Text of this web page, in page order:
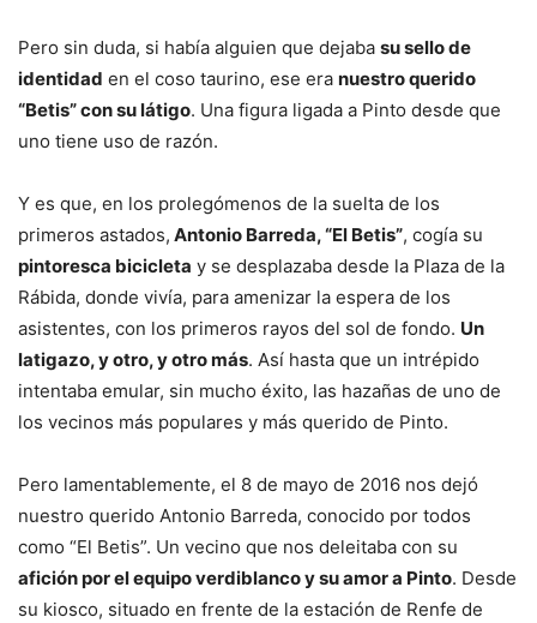
Pero sin duda, si había alguien que dejaba su sello de
identidad en el coso taurino, ese era nuestro querido
“Betis” con su látigo. Una figura ligada a Pinto desde que
uno tiene uso de razón.
Y es que, en los prolegómenos de la suelta de los
primeros astados, Antonio Barreda, “El Betis”, cogía su
pintoresca bicicleta y se desplazaba desde la Plaza de la
Rábida, donde vivía, para amenizar la espera de los
asistentes, con los primeros rayos del sol de fondo. Un
latigazo, y otro, y otro más. Así hasta que un intrépido
intentaba emular, sin mucho éxito, las hazañas de uno de
los vecinos más populares y más querido de Pinto.
Pero lamentablemente, el 8 de mayo de 2016 nos dejó
nuestro querido Antonio Barreda, conocido por todos
como “El Betis”. Un vecino que nos deleitaba con su
afición por el equipo verdiblanco y su amor a Pinto. Desde
su kiosco, situado en frente de la estación de Renfe de